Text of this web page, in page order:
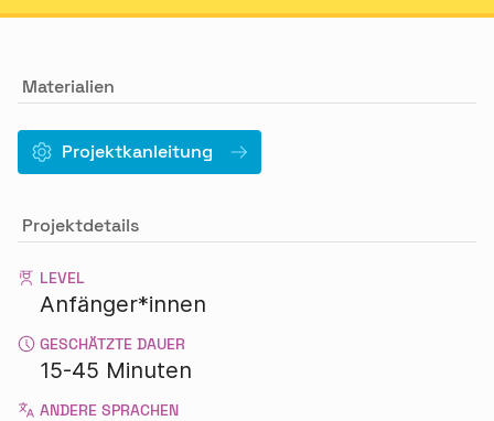
Materialien
Projektkanleitung
Projektdetails
LEVEL
Anfänger*innen
GESCHÄTZTE DAUER
15-45 Minuten
ANDERE SPRACHEN